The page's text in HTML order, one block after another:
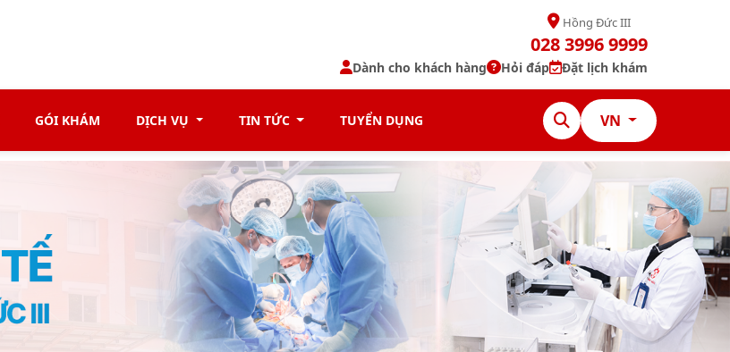
Hồng Đức III
028 3996 9999
Dành cho khách hàng Hỏi đáp Đặt lịch khám
GÓI KHÁM DỊCH VỤ TIN TỨC TUYỂN DỤNG VN